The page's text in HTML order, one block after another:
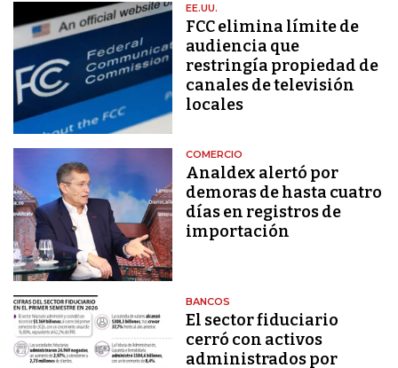
EE.UU.
FCC elimina límite de
audiencia que
restringía propiedad de
canales de televisión
locales
COMERCIO
Analdex alertó por
demoras de hasta cuatro
días en registros de
importación
BANCOS
El sector fiduciario
cerró con activos
administrados por